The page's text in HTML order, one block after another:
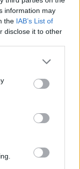
information may
the IAB’s List of
disclose it to other
(EHT Portalegre)